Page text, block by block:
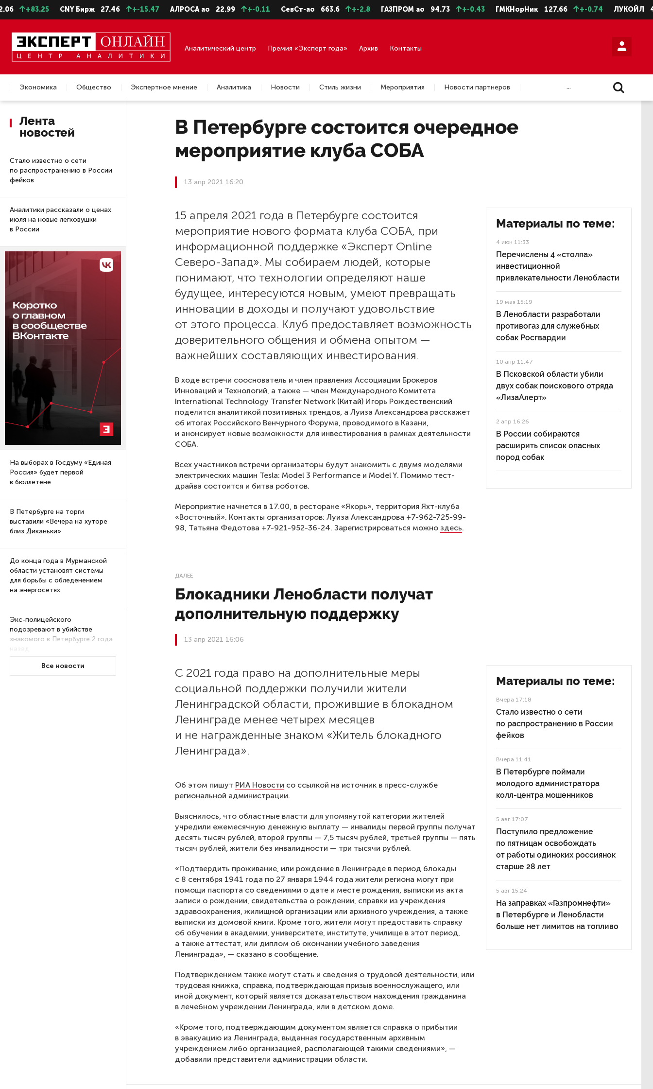
+83.25 CNY Бирж 27.46 +-15.47 АЛРОСА ао 22.99 +-0.11 СевСт-ао 663.6 +-2.8 ГАЗПРОМ ао 94.73 +-0.43 ГМКНорНик 127.66 +-0.74 ЛУКОЙЛ
Аналитический центр Премия «Эксперт года» Архив Контакты
Экономика Общество Экспертное мнение Аналитика Новости Стиль жизни Мероприятия
Новости партнеров
Недвижимость
...
Лента
новостей
Стало известно о сети
по распространению в России
фейков
Аналитики рассказали о ценах
июля на новые легковушки
в России
На выборах в Госдуму «Единая
Россия» будет первой
в бюллетене
В Петербурге на торги
выставили «Вечера на хуторе
близ Диканьки»
До конца года в Мурманской
области установят системы
для борьбы с обледенением
на энергосетях
Экс-полицейского
подозревают в убийстве
знакомого в Петербурге 2 года
назад
Все новости
В Петербурге состоится очередное
мероприятие клуба СОБА
13 апр 2021 16:20
15 апреля 2021 года в Петербурге состоится
мероприятие нового формата клуба СОБА, при
информационной поддержке «Эксперт Online
Северо-Запад». Мы собираем людей, которые
понимают, что технологии определяют наше
будущее, интересуются новым, умеют превращать
инновации в доходы и получают удовольствие
от этого процесса. Клуб предоставляет возможность
доверительного общения и обмена опытом —
важнейших составляющих инвестирования.
В ходе встречи сооснователь и член правления Ассоциации Брокеров
Инноваций и Технологий, а также — член Международного Комитета
International Technology Transfer Network (Китай) Игорь Рождественский
поделится аналитикой позитивных трендов, а Луиза Александрова расскажет
об итогах Российского Венчурного Форума, проводимого в Казани,
и анонсирует новые возможности для инвестирования в рамках деятельности
СОБА.
Всех участников встречи организаторы будут знакомить с двумя моделями
электрических машин Tesla: Model 3 Performance и Model Y. Помимо тест-
драйва состоится и битва роботов.
Мероприятие начнется в 17.00, в ресторане «Якорь», территория Яхт-клуба
«Восточный». Контакты организаторов: Луиза Александрова +7-962-725-99-
98, Татьяна Федотова +7-921-952-36-24. Зарегистрироваться можно здесь.
Материалы по теме:
4 июн 11:33
Перечислены 4 «столпа»
инвестиционной
привлекательности Ленобласти
19 мая 15:19
В Ленобласти разработали
противогаз для служебных
собак Росгвардии
10 апр 11:47
В Псковской области убили
двух собак поискового отряда
«ЛизаАлерт»
2 апр 16:26
В России собираются
расширить список опасных
пород собак
ДАЛЕЕ
Блокадники Ленобласти получат
дополнительную поддержку
13 апр 2021 16:06
С 2021 года право на дополнительные меры
социальной поддержки получили жители
Ленинградской области, прожившие в блокадном
Ленинграде менее четырех месяцев
и не награжденные знаком «Житель блокадного
Ленинграда».
Об этом пишут РИА Новости со ссылкой на источник в пресс-службе
региональной администрации.
Выяснилось, что областные власти для упомянутой категории жителей
учредили ежемесячную денежную выплату — инвалиды первой группы получат
десять тысяч рублей, второй группы — 7,5 тысяч рублей, третьей группы — пять
тысяч рублей, жители без инвалидности — три тысячи рублей.
«Подтвердить проживание, или рождение в Ленинграде в период блокады
с 8 сентября 1941 года по 27 января 1944 года жители региона могут при
помощи паспорта со сведениями о дате и месте рождения, выписки из акта
записи о рождении, свидетельства о рождении, справки из учреждения
здравоохранения, жилищной организации или архивного учреждения, а также
выписки из домовой книги. Кроме того, жители могут предоставить справку
об обучении в академии, университете, институте, училище в этот период,
а также аттестат, или диплом об окончании учебного заведения
Ленинграда», — сказано в сообщение.
Подтверждением также могут стать и сведения о трудовой деятельности, или
трудовая книжка, справка, подтверждающая призыв военнослужащего, или
иной документ, который является доказательством нахождения гражданина
в лечебном учреждении Ленинграда, или в детском доме.
«Кроме того, подтверждающим документом является справка о прибытии
в эвакуацию из Ленинграда, выданная государственным архивным
учреждением либо организацией, располагающей такими сведениями», —
добавили представители администрации области.
Материалы по теме:
Вчера 17:18
Стало известно о сети
по распространению в России
фейков
Вчера 11:41
В Петербурге поймали
молодого администратора
колл-центра мошенников
5 авг 17:07
Поступило предложение
по пятницам освобождать
от работы одиноких россиянок
старше 28 лет
5 авг 15:24
На заправках «Газпромнефти»
в Петербурге и Ленобласти
больше нет лимитов на топливо